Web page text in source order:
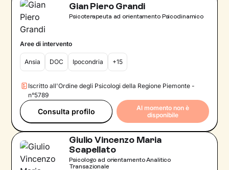
Gian Piero Grandi
Psicoterapeuta ad orientamento Psicodinamico
Aree di intervento
Ansia DOC Ipocondria +15
Iscritto all'Ordine degli Psicologi della Regione Piemonte -
n°5789
Consulta profilo
Al momento non è
disponibile
Giulio Vincenzo Maria
Scapellato
Psicologo ad orientamento Analitico
Transazionale